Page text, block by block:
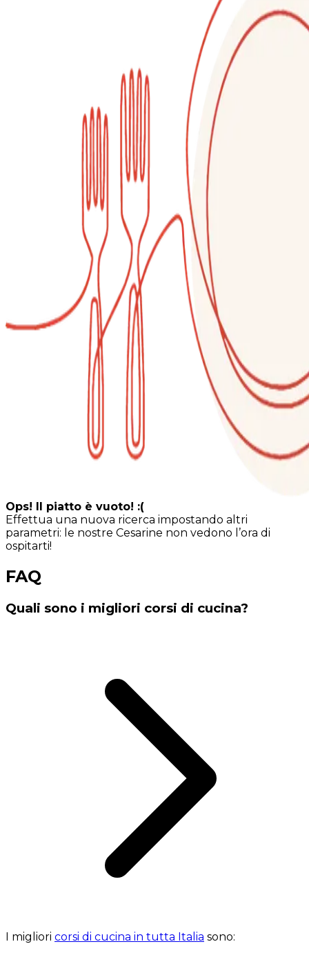
Ops! Il piatto è vuoto! :(
Effettua una nuova ricerca impostando altri
parametri: le nostre Cesarine non vedono l’ora di
ospitarti!
FAQ
Quali sono i migliori corsi di cucina?
I migliori corsi di cucina in tutta Italia sono: